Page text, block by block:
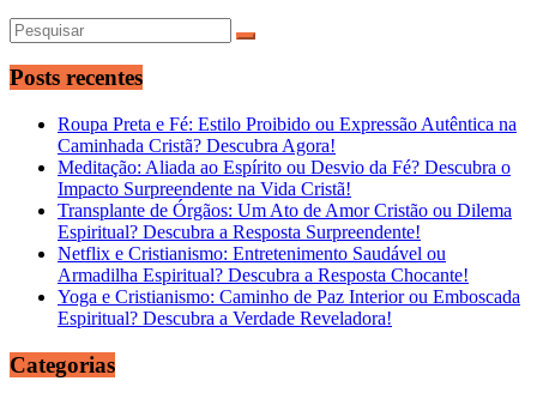
Posts recentes
Roupa Preta e Fé: Estilo Proibido ou Expressão Autêntica na
Caminhada Cristã? Descubra Agora!
Meditação: Aliada ao Espírito ou Desvio da Fé? Descubra o
Impacto Surpreendente na Vida Cristã!
Transplante de Órgãos: Um Ato de Amor Cristão ou Dilema
Espiritual? Descubra a Resposta Surpreendente!
Netflix e Cristianismo: Entretenimento Saudável ou
Armadilha Espiritual? Descubra a Resposta Chocante!
Yoga e Cristianismo: Caminho de Paz Interior ou Emboscada
Espiritual? Descubra a Verdade Reveladora!
Categorias